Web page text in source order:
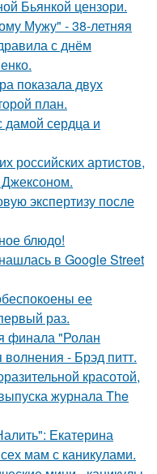
Бьянкой цензори.
Мужу" - 38-летняя
с днём
показала двух
план.
сердца и
российских артистов,
Джексоном.
экспертизу после
блюдо!
в Google Street
ее
раз.
финала "Ролан
- Брэд питт.
красотой,
журнала The
Екатерина
мам с каникулами.